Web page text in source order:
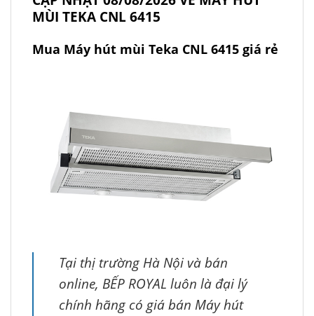
MÙI TEKA CNL 6415
Mua Máy hút mùi Teka CNL 6415 giá rẻ
Tại thị trường Hà Nội và bán
online, BẾP ROYAL luôn là đại lý
chính hãng có giá bán Máy hút